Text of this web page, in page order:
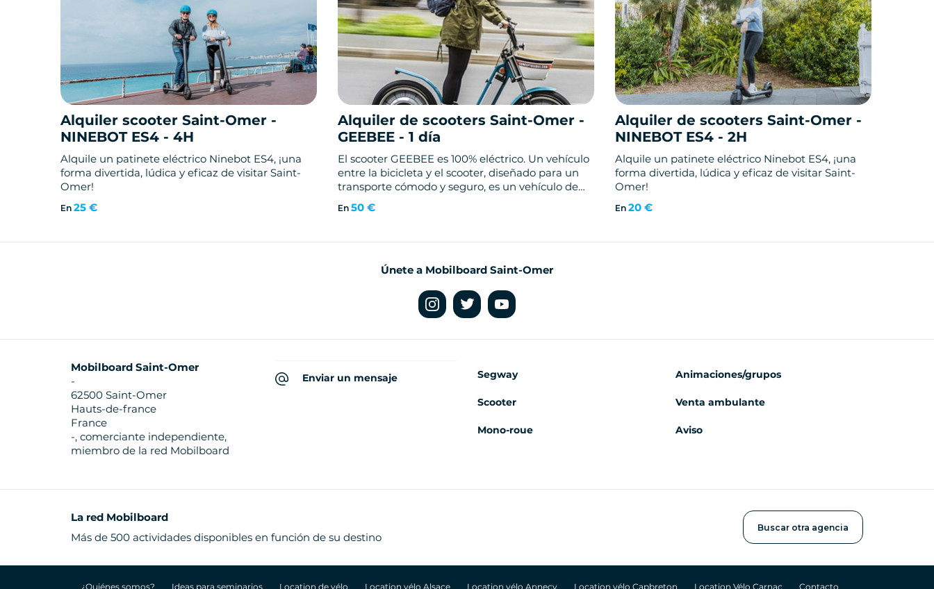
Alquiler scooter Saint-Omer -
NINEBOT ES4 - 4H
Alquile un patinete eléctrico Ninebot ES4, ¡una
forma divertida, lúdica y eficaz de visitar Saint-
Omer!
En 25 €
Alquiler de scooters Saint-Omer -
GEEBEE - 1 día
El scooter GEEBEE es 100% eléctrico. Un vehículo
entre la bicicleta y el scooter, diseñado para un
transporte cómodo y seguro, es un vehículo de
altas prestaciones, totalmente silencioso y
respetuoso con el medio ambiente.
En50 €
Alquiler de scooters Saint-Omer -
NINEBOT ES4 - 2H
Alquile un patinete eléctrico Ninebot ES4, ¡una
forma divertida, lúdica y eficaz de visitar Saint-
Omer!
En20 €
Únete a Mobilboard Saint-Omer
Mobilboard Saint-Omer
-
62500 Saint-Omer
Hauts-de-france
France
-, comerciante independiente,
miembro de la red Mobilboard
Enviar un mensaje Segway
Scooter
Mono-roue
Animaciones/grupos
Venta ambulante
Aviso
La red Mobilboard
Más de 500 actividades disponibles en función de su destino
Buscar otra agencia
¿Quiénes somos? Ideas para seminarios Location de vélo Location vélo Alsace Location vélo Annecy Location vélo Capbreton Location Vélo Carnac Contacto